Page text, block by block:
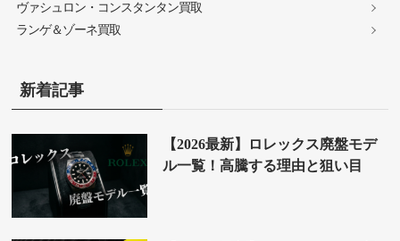
ヴァシュロン・コンスタンタン買取
ランゲ＆ゾーネ買取
新着記事
【2026最新】ロレックス廃盤モデ
ル一覧！高騰する理由と狙い目